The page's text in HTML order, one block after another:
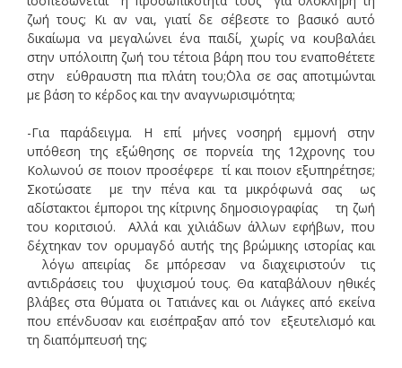
ζωή τους; Κι αν ναι, γιατί δε σέβεστε το βασικό αυτό
δικαίωμα να μεγαλώνει ένα παιδί, χωρίς να κουβαλάει
στην υπόλοιπη ζωή του τέτοια βάρη που του εναποθέτετε
στην εύθραυστη πια πλάτη του;΄Ολα σε σας αποτιμώνται
με βάση το κέρδος και την αναγνωρισιμότητα;
-Για παράδειγμα. Η επί μήνες νοσηρή εμμονή στην
υπόθεση της εξώθησης σε πορνεία της 12χρονης του
Κολωνού σε ποιον προσέφερε τί και ποιον εξυπηρέτησε;
Σκοτώσατε με την πένα και τα μικρόφωνά σας ως
αδίστακτοι έμποροι της κίτρινης δημοσιογραφίας τη ζωή
του κοριτσιού. Αλλά και χιλιάδων άλλων εφήβων, που
δέχτηκαν τον ορυμαγδό αυτής της βρώμικης ιστορίας και
λόγω απειρίας δε μπόρεσαν να διαχειριστούν τις
αντιδράσεις του ψυχισμού τους. Θα καταβάλουν ηθικές
βλάβες στα θύματα οι Τατιάνες και οι Λιάγκες από εκείνα
που επένδυσαν και εισέπραξαν από τον εξευτελισμό και
τη διαπόμπευσή της;